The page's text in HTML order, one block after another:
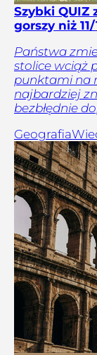
Szybki QUIZ
gorszy niż 11/
Państwa
stolice wciąż
punktami na
najbardziej
bezbłędnie
Geografia